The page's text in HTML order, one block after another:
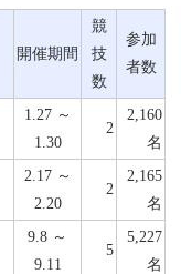
開催期間
競
技
数
参加
者数
1.27 ～
1.30
2
2,160
名
2.17 ～
2.20
2
2,165
名
9.8 ～
9.11
5
5,227
名